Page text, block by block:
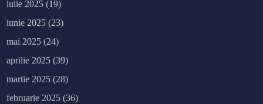
iulie 2025 (19)
iunie 2025 (23)
mai 2025 (24)
aprilie 2025 (39)
martie 2025 (28)
februarie 2025 (36)